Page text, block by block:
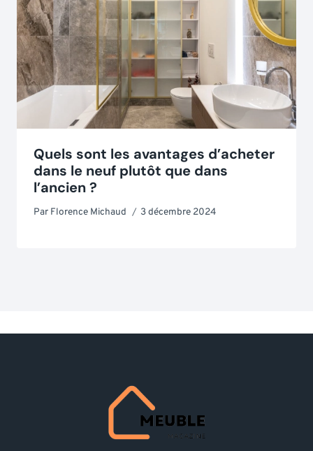
Quels sont les avantages d’acheter
dans le neuf plutôt que dans
l’ancien ?
Par Florence Michaud 3 décembre 2024